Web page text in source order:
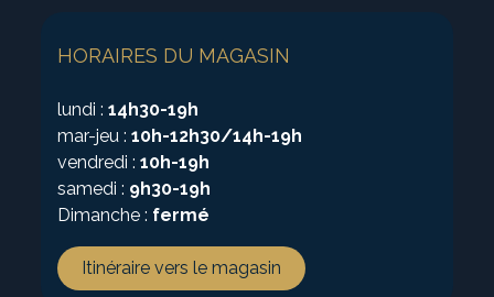
HORAIRES DU MAGASIN
lundi :14h30-19h
mar-jeu :10h-12h30/14h-19h
vendredi :10h-19h
samedi : 9h30-19h
Dimanche : fermé
Itinéraire vers le magasin